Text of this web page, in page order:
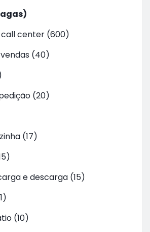
center (600)
(40)
(20)
(17)
e descarga (15)
(10)